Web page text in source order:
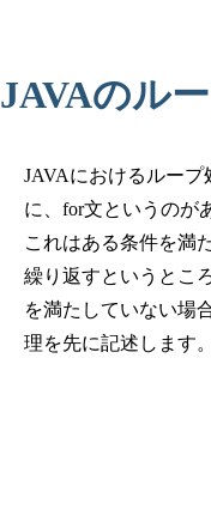
JAVAのル
JAVAにおけるルー
に、for文というのが
これはある条件を満
繰り返すというとこ
を満たしていない場
理を先に記述します。